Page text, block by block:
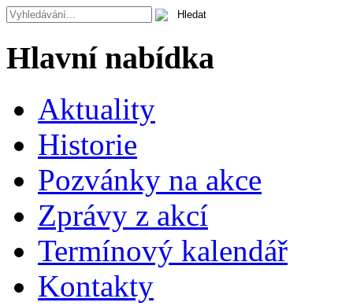
Hlavní nabídka
Aktuality
Historie
Pozvánky na akce
Zprávy z akcí
Termínový kalendář
Kontakty